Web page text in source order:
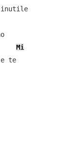
Se ti chiedo ancora scusa e forse è inutile
Mi
e te